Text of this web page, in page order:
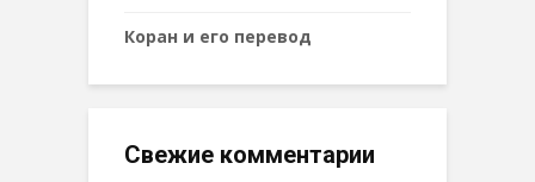
Коран и его перевод
Свежие комментарии